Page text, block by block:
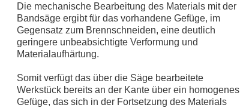
Die mechanische Bearbeitung des Materials mit der
Bandsäge ergibt für das vorhandene Gefüge, im
Gegensatz zum Brennschneiden, eine deutlich
geringere unbeabsichtigte Verformung und
Materialaufhärtung.
Somit verfügt das über die Säge bearbeitete
Werkstück bereits an der Kante über ein homogenes
Gefüge, das sich in der Fortsetzung des Materials